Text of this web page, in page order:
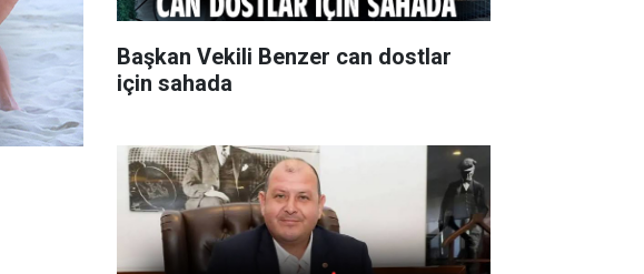
Başkan Vekili Benzer can dostlar
için sahada